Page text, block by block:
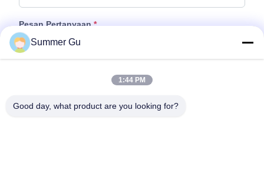
Pesan Pertanyaan *
Summer Gu
1:44 PM
Good day, what product are you looking for?